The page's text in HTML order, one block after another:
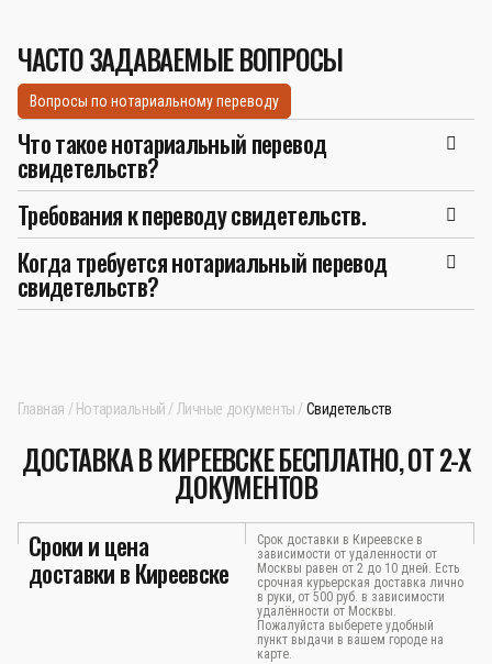
ЧАСТО ЗАДАВАЕМЫЕ ВОПРОСЫ
Вопросы по нотариальному переводу
Что такое нотариальный перевод
свидетельств?
Требования к переводу свидетельств.
Когда требуется нотариальный перевод
свидетельств?
Главная Нотариальный Личные документы Свидетельств
ДОСТАВКА В КИРЕЕВСКЕ БЕСПЛАТНО, ОТ 2-Х
ДОКУМЕНТОВ
Сроки и цена
доставки в Киреевске
Срок доставки в Киреевске в
зависимости от удаленности от
Москвы равен от 2 до 10 дней. Есть
срочная курьерская доставка лично
в руки, от 500 руб. в зависимости
удалённости от Москвы.
Пожалуйста выберете удобный
пункт выдачи в вашем городе на
карте.